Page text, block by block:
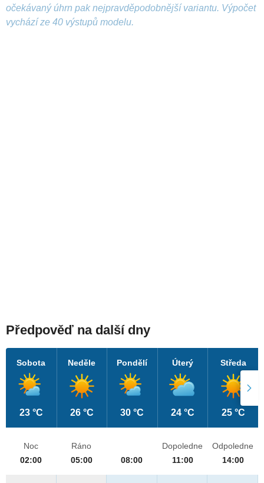
očekávaný úhrn pak nejpravděpodobnější variantu. Výpočet
vychází ze 40 výstupů modelu.
Předpověď na další dny
Sobota
23 °C
Neděle
26 °C
Pondělí
30 °C
Úterý
24 °C
Středa
25 °C
Noc
02:00
Ráno
05:00
08:00
Dopoledne
11:00
Odpoledne
14:00